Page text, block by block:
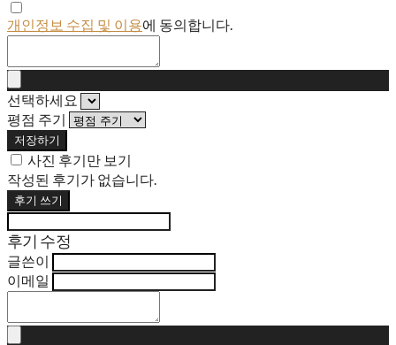
개인정보 수집 및 이용에 동의합니다.
선택하세요
평점 주기
저장하기
사진 후기만 보기
작성된 후기가 없습니다.
후기 쓰기
후기 수정
글쓴이
이메일